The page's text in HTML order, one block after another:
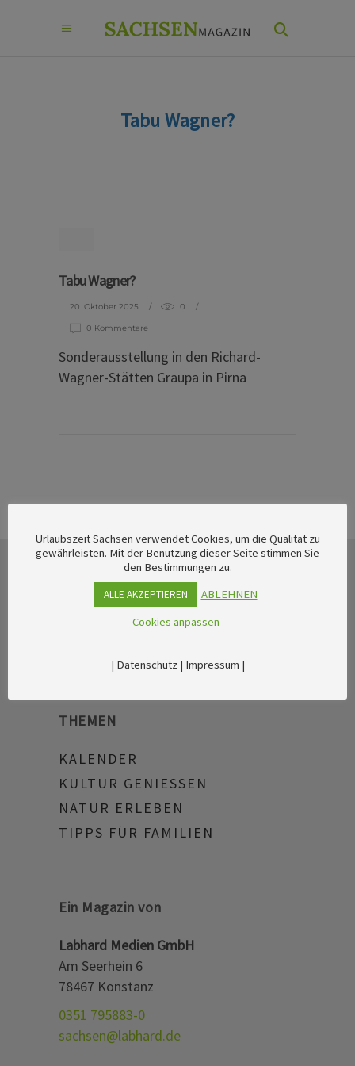
Tabu Wagner?
Tabu Wagner?
20. Oktober 2025 0
0 Kommentare
Sonderausstellung in den Richard-
Wagner-Stätten Graupa in Pirna
THEMEN
KALENDER
KULTUR GENIESSEN
NATUR ERLEBEN
TIPPS FÜR FAMILIEN
Ein Magazin von
Labhard Medien GmbH
Am Seerhein 6
78467 Konstanz
0351 795883-0
sachsen@labhard.de
Urlaubszeit Sachsen verwendet Cookies, um die Qualität zu
gewährleisten. Mit der Benutzung dieser Seite stimmen Sie
den Bestimmungen zu.
ALLE AKZEPTIEREN
ABLEHNEN
Cookies anpassen
| Datenschutz| Impressum |